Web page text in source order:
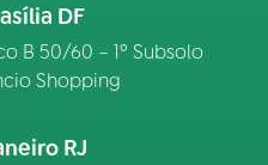
DF
B 50/60 – 1º Subsolo
Shopping
RJ